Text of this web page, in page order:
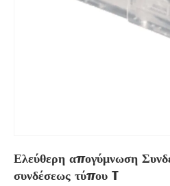
Ελεύθερη απογύμνωση
συνδέσεως τύπου T